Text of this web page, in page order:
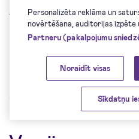
15.4. Attiecīgo Datu
lejupielādētšeit.
Personalizēta reklāma un
novērtēšana, auditorijas izpēte
Partneru (pakalpojumu
Noraidīt visas
Sīkdatņu